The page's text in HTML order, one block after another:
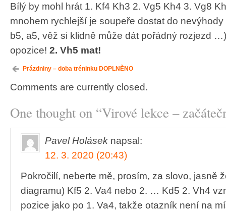
Bílý by mohl hrát 1. Kf4 Kh3 2. Vg5 Kh4 3. Vg8
mnohem rychlejší je soupeře dostat do
b5, a5, věž si klidně může dát pořádný rozjezd
opozice! 2. Vh5 mat!
Prázdniny – doba tréninku DOPLNĚNO
Comments are currently closed.
One thought on “Virové lekce –
Pavel Holásek napsal:
12. 3. 2020 (20:43)
Pokročilí, neberte mě, prosím, za slovo, jasně
diagramu) Kf5 2. Va4 nebo 2. … Kd5 2. Vh4
pozice jako po 1. Va4, takže otazník není na